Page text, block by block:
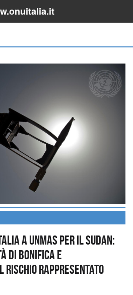
a UNMAS per il Sudan:
di bonifica e
rischio rappresentato